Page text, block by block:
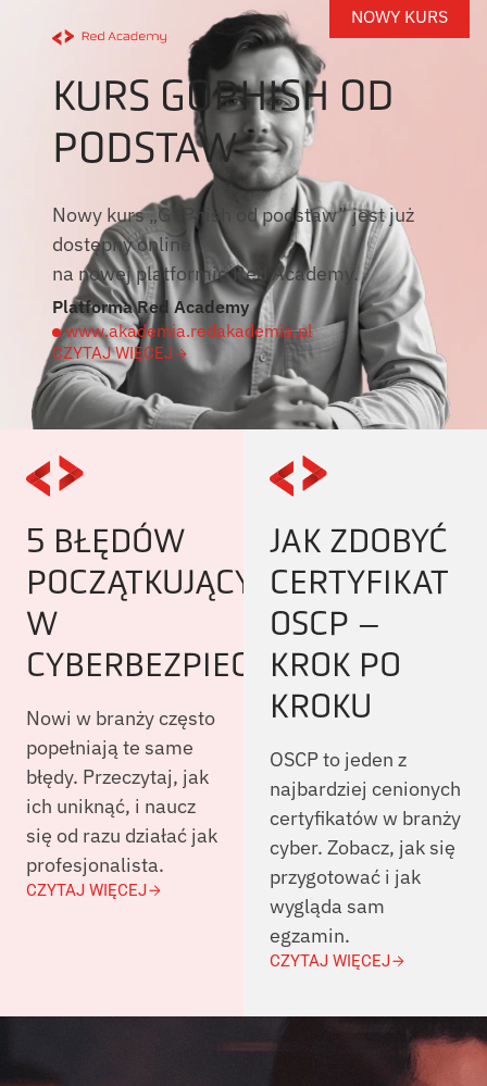
5 BŁĘDÓW
POCZĄTKUJĄCYCH
W
CYBERBEZPIECZEŃSTWIE
Nowi w branży często
popełniają te same
błędy. Przeczytaj, jak
ich uniknąć, i naucz
się od razu działać jak
profesjonalista.
CZYTAJ WIĘCEJ
JAK ZDOBYĆ
CERTYFIKAT
OSCP –
KROK PO
KROKU
OSCP to jeden z
najbardziej cenionych
certyfikatów w branży
cyber. Zobacz, jak się
przygotować i jak
wygląda sam
egzamin.
CZYTAJ WIĘCEJ
KURS GOPHISH OD
PODSTAW
Nowy kurs „GoPhish od podstaw” jest już
dostępny online
na nowej platformie Red Academy.
Platforma Red Academy
www.akademia.redakademia.pl
CZYTAJ WIĘCEJ
NOWY KURS